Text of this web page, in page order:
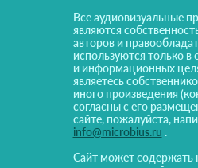
Все аудиовизуальные
являются
авторов и
используются только в
и информационных
являетесь
иного произведения
согласны с его
сайте, пожалуйста,
info@microbius.ru .
Сайт может содержать